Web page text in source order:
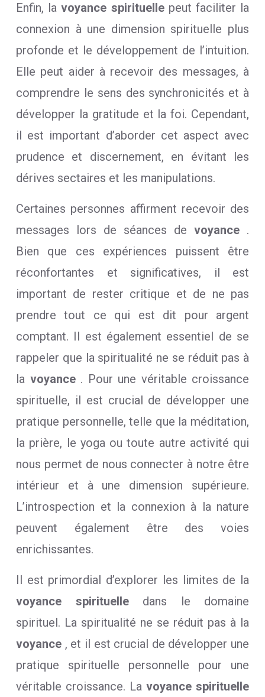
Enfin, lavoyance spirituelle peut faciliter la
connexion à une dimension spirituelle plus
profonde et le développement de l’intuition.
Elle peut aider à recevoir des messages, à
comprendre le sens des synchronicités et à
développer la gratitude et la foi. Cependant,
il est important d’aborder cet aspect avec
prudence et discernement, en évitant les
dérives sectaires et les manipulations.
Certaines personnes affirment recevoir des
messages lors de séances de voyance .
Bien que ces expériences puissent être
réconfortantes et significatives, il est
important de rester critique et de ne pas
prendre tout ce qui est dit pour argent
comptant. Il est également essentiel de se
rappeler que la spiritualité ne se réduit pas à
la voyance . Pour une véritable croissance
spirituelle, il est crucial de développer une
pratique personnelle, telle que la méditation,
la prière, le yoga ou toute autre activité qui
nous permet de nous connecter à notre être
intérieur et à une dimension supérieure.
L’introspection et la connexion à la nature
peuvent également être des voies
enrichissantes.
Il est primordial d’explorer les limites de la
voyance spirituelle dans le domaine
spirituel. La spiritualité ne se réduit pas à la
voyance , et il est crucial de développer une
pratique spirituelle personnelle pour une
véritable croissance. La voyance spirituelle